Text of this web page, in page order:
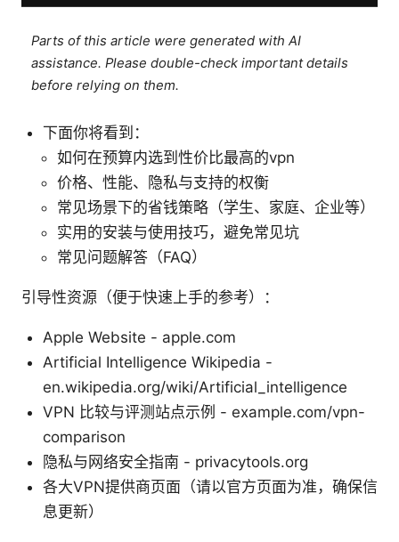
Parts of this article were generated with AI
assistance. Please double-check important details
before relying on them.
下面你将看到：
如何在预算内选到性价比最高的vpn
价格、性能、隐私与支持的权衡
常见场景下的省钱策略（学生、家庭、企业等）
实用的安装与使用技巧，避免常见坑
常见问题解答（FAQ）
引导性资源（便于快速上手的参考）：
Apple Website - apple.com
Artificial Intelligence Wikipedia -
en.wikipedia.org/wiki/Artificial_intelligence
VPN 比较与评测站点示例 - example.com/vpn-
comparison
隐私与网络安全指南 - privacytools.org
各大VPN提供商页面（请以官方页面为准，确保信
息更新）